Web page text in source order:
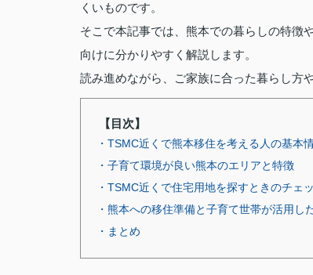
くいものです。
そこで本記事では、熊本での暮らしの特徴
向けに分かりやすく解説します。
読み進めながら、ご家族に合った暮らし方
【目次】
・TSMC近くで熊本移住を考える人の基本
・子育て環境が良い熊本のエリアと特徴
・TSMC近くで住宅用地を探すときのチェ
・熊本への移住準備と子育て世帯が活用し
・まとめ